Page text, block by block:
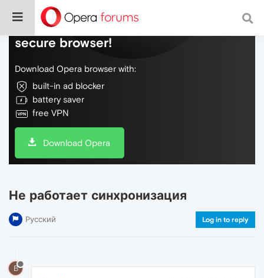
Do more on the web, with a fast and
secure browser!
Download Opera browser with:
built-in ad blocker
battery saver
free VPN
Download Opera
Не работает синхронизация
Русский Log in to reply
B